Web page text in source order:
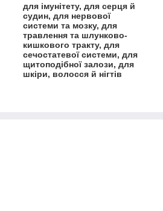
для імунітету, для серця й
судин, для нервової
системи та мозку, для
травлення та шлунково-
кишкового тракту, для
сечостатевої системи, для
щитоподібної залози, для
шкіри, волосся й нігтів